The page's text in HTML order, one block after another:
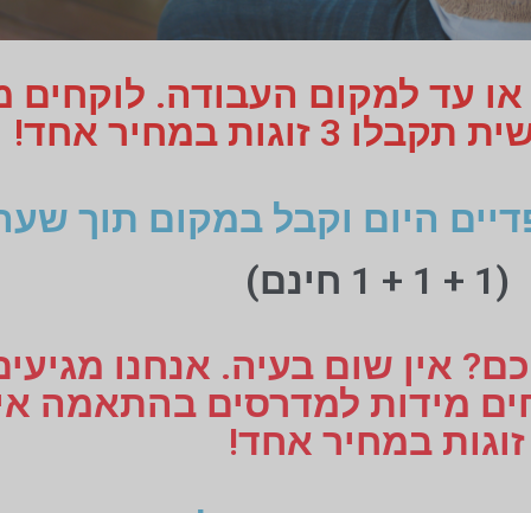
עד למקום העבודה. לוקחים
במחיר אחד!
היום וקבל במקום תוך
(1 + 1 + 1 חינם)
אין שום בעיה. אנחנו
זוגות במחיר אחד!